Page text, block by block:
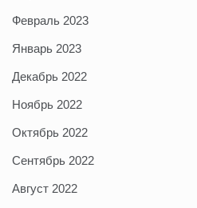
Февраль 2023
Январь 2023
Декабрь 2022
Ноябрь 2022
Октябрь 2022
Сентябрь 2022
Август 2022